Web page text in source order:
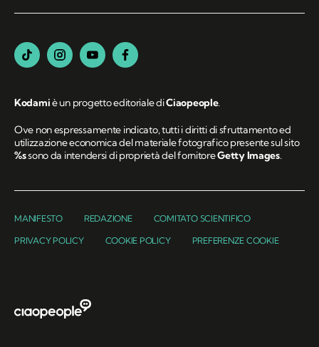
Kodamiè un progetto editoriale diCiaopeople.
Ove non espressamente indicato, tutti i diritti di sfruttamento ed
utilizzazione economica del materiale fotografico presente sul sito
%ssono da intendersi di proprietà del fornitoreGetty Images.
MANIFESTO REDAZIONE COMITATO SCIENTIFICO
PRIVACY POLICY COOKIE POLICY PREFERENZE COOKIE